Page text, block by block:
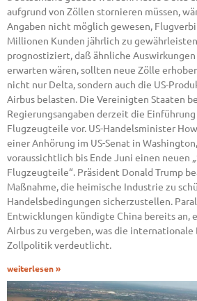
aufgrund von Zöllen stornieren müssen,
Angaben nicht möglich gewesen,
Millionen Kunden jährlich zu
prognostiziert, daß ähnliche
erwarten wären, sollten neue Zölle
nicht nur Delta, sondern auch die US-
Airbus belasten. Die Vereinigten Staaten
Regierungsangaben derzeit die
Flugzeugteile vor. US-Handelsminister
einer Anhörung im US-Senat in
voraussichtlich bis Ende Juni einen neuen
Flugzeugteile“. Präsident Donald Trump
Maßnahme, die heimische Industrie zu
Handelsbedingungen sicherzustellen.
Entwicklungen kündigte China bereits an,
Airbus zu vergeben, was die internationale
Zollpolitik verdeutlicht.
weiterlesen »